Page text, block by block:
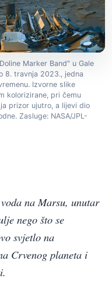
Marker Band" u Gale
8. travnja 2023., jedna
Izvorne slike
kolorizirane, pri čemu
prizor ujutro, a lijevi dio
Zasluge: NASA/JPL-
na Marsu, unutar
nego što se
svjetlo na
Crvenog planeta i